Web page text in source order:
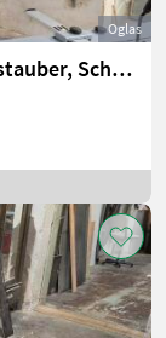
Oglas
Vacumobil EA 200 Absauganlage, Entstauber, Schreinerei, Höcker Polytechnik